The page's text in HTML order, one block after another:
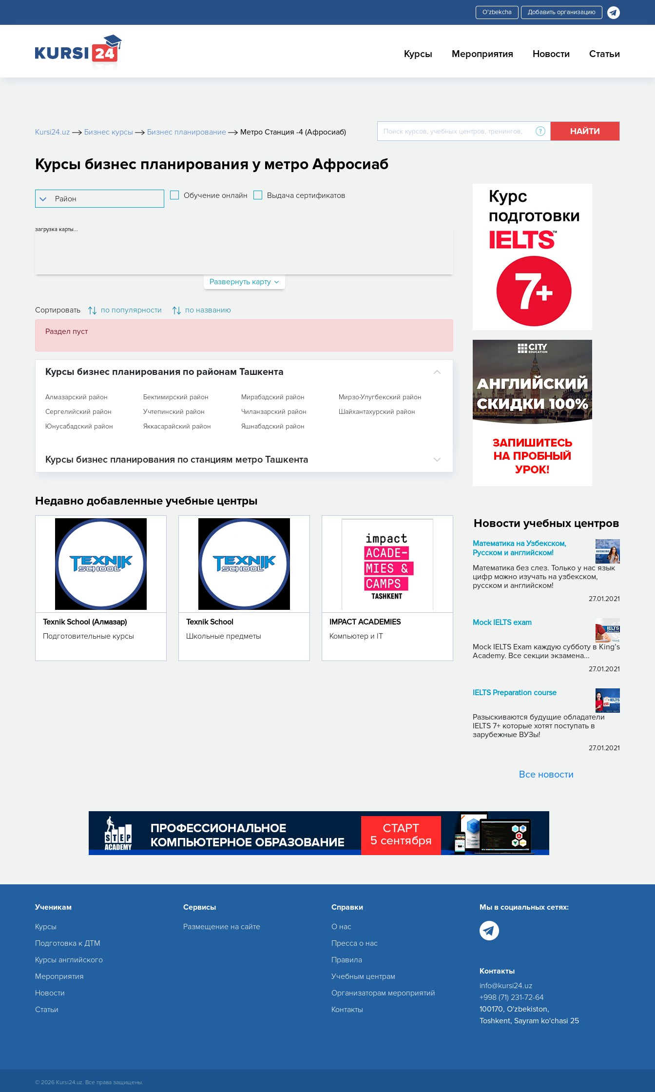
Добавить организацию
Курсы Мероприятия Новости Статьи
Kursi24.uz Бизнес курсы Бизнес планирование Метро Станция -4 (Афросиаб) НАЙТИ
Курсы бизнес планирования у метро Афросиаб
Обучение онлайн Выдача сертификатов
загрузка карты...
Развернуть карту
Сортировать по популярности по названию
Раздел пуст
Курсы бизнес планирования по районам Ташкента
Алмазарский район Бектимирский район Мирабадский район
Мирзо-Улугбекский район
Сергелийский район
Учтепинский район Чиланзарский район
Шайхантахурский район
Юнусабадский район
Яккасарайский район Яшнабадский район
Курсы бизнес планирования по станциям метро Ташкента
Недавно добавленные учебные центры
Texnik School (Алмазар)
Подготовительные курсы
Texnik School
Школьные предметы
IMPACT ACADEMIES
Компьютер и IT
Новости учебных центров
Математика на Узбекском,
Русском и английском!
Математика без слез. Только у нас язык
цифр можно изучать на узбекском,
русском и английском!
27.01.2021
Mock IELTS exam
Mock IELTS Exam каждую субботу в King’s
Academy. Все секции экзамена...
27.01.2021
IELTS Preparation course
Разыскиваются будущие обладатели
IELTS 7+ которые хотят поступать в
зарубежные ВУЗы!
27.01.2021
Все новости
Ученикам
Курсы
Подготовка к ДТМ
Курсы английского
Мероприятия
Новости
Статьи
Сервисы
Размещение на сайте
Справки
О нас
Пресса о нас
Правила
Учебным центрам
Организаторам мероприятий
Контакты
Мы в социальных сетях:
Контакты
info@kursi24.uz
+998 (71) 231-72-64
100170, O'zbekiston,
Toshkent, Sayram ko'chasi 25
© 2026 Kursi24.uz. Все права защищены.